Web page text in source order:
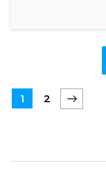
1 2